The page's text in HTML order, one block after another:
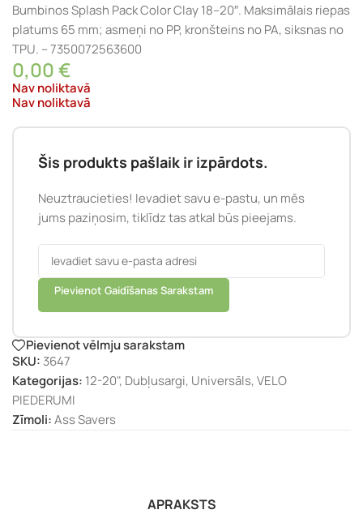
Bumbinos Splash Pack Color Clay 18–20″. Maksimālais riepas
platums 65 mm; asmeņi no PP, kronšteins no PA, siksnas no
TPU. – 7350072563600
0,00€
Nav noliktavā
Nav noliktavā
Šis produkts pašlaik ir izpārdots.
Neuztraucieties! Ievadiet savu e-pastu, un mēs
jums paziņosim, tiklīdz tas atkal būs pieejams.
Pievienot Gaidīšanas Sarakstam
Pievienot vēlmju sarakstam
SKU: 3647
Kategorijas: 12-20", Dubļusargi, Universāls,VELO
PIEDERUMI
Zīmoli:Ass Savers
APRAKSTS